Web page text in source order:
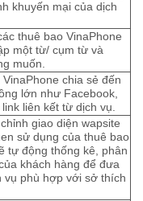
khuyến mại của dịch
thuê bao VinaPhone
một từ/ cụm từ và
muốn.
chia sẻ đến
lớn như Facebook,
liên kết từ dịch vụ.
giao diện wapsite
sử dụng của thuê bao
tự động thống kê, phân
khách hàng để đưa
vụ phù hợp với sở thích